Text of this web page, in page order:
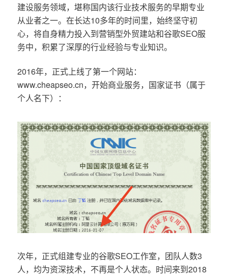
建设服务领域，堪称国内该行业技术服务的早期专业
从业者之一。在长达10多年的时间里，始终坚守初
心，将自身精力投入到营销型外贸建站和谷歌SEO服
务中，积累了深厚的行业经验与专业知识。
2016年，正式上线了第一个网站：
www.cheapseo.cn，开始商业服务，国家证书（属于
个人名下）：
次年，正式组建专业的谷歌SEO工作室，团队人数3
人，均为资深技术，不再是个人状态。时间来到2018